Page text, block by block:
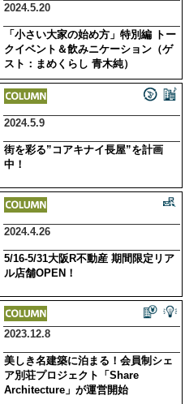
2024.5.20
「小さい大家の始め方」特別編 トー
クイベント＆飲みニケーション（ゲ
スト：まめくらし 青木純）
2024.5.9
街を彩る”コアキナイ長屋”を計画
中！
2024.4.26
5/16-5/31大阪R不動産 期間限定リア
ル店舗OPEN！
2023.12.8
美しき名建築に泊まる！会員制シェ
ア別荘プロジェクト「Share
Architecture」が運営開始